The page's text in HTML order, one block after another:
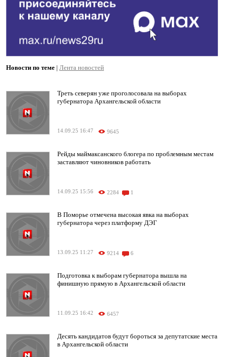
Новости по теме | Лента новостей
Треть северян уже проголосовала на выборах
губернатора Архангельской области
14.09.25 16:47 9645
Рейды маймаксанского блогера по проблемным местам
заставляют чиновников работать
14.09.25 15:56 2284 1
В Поморье отмечена высокая явка на выборах
губернатора через платформу ДЭГ
13.09.25 11:27 9214 6
Подготовка к выборам губернатора вышла на
финишную прямую в Архангельской области
11.09.25 16:42 6457
Десять кандидатов будут бороться за депутатские места
в Архангельской области